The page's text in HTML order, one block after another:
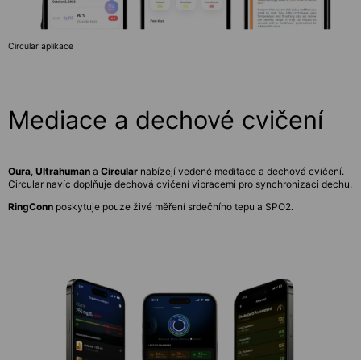
Circular aplikace
Mediace a dechové cvičení
Oura, Ultrahuman a Circular nabízejí vedené meditace a dechová cvičení.
Circular navíc doplňuje dechová cvičení vibracemi pro synchronizaci dechu.
RingConn poskytuje pouze živé měření srdečního tepu a SPO2.